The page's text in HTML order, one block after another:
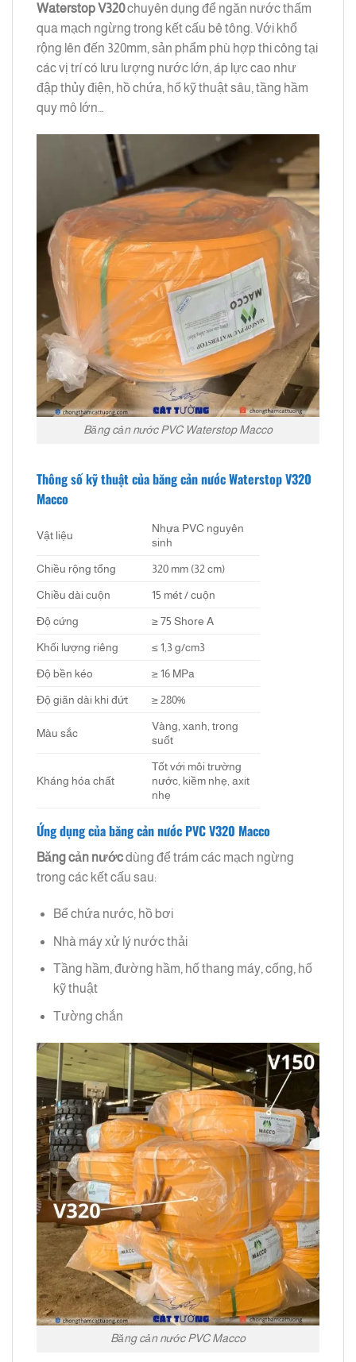
Waterstop V320chuyên dụng để ngăn nước thấm
qua mạch ngừng trong kết cấu bê tông. Với khổ
rộng lên đến 320mm, sản phẩm phù hợp thi công tại
các vị trí có lưu lượng nước lớn, áp lực cao như
đập thủy điện, hồ chứa, hố kỹ thuật sâu, tầng hầm
quy mô lớn…
Băng cản nước PVC Waterstop Macco
Thông số kỹ thuật của băng cản nước Waterstop V320
Macco
Vật liệu
Nhựa PVC nguyên
sinh
Chiều rộng tổng 320 mm (32 cm)
Chiều dài cuộn 15 mét / cuộn
Độ cứng ≥ 75 Shore A
Khối lượng riêng ≤ 1,3 g/cm3
Độ bền kéo ≥ 16 MPa
Độ giãn dài khi đứt ≥ 280%
Màu sắc
Vàng, xanh, trong
suốt
Kháng hóa chất
Tốt với môi trường
nước, kiềm nhẹ, axit
nhẹ
Ứng dụng của băng cản nước PVC V320 Macco
Băng cản nướcdùng để trám các mạch ngừng
trong các kết cấu sau:
Bể chứa nước, hồ bơi
Nhà máy xử lý nước thải
Tầng hầm, đường hầm, hố thang máy, cống, hố
kỹ thuật
Tường chắn
Băng cản nước PVC Macco